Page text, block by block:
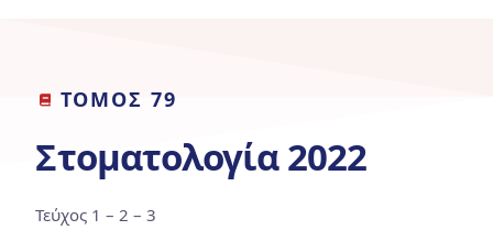
ΤΟΜΟΣ 79
Στοματολογία 2022
Τεύχος 1 – 2 – 3